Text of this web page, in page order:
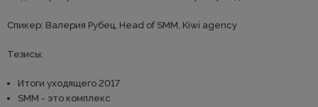
Спикер: Валерия Рубец, Head of SMM, Kiwi agency
Тезисы:
Итоги уходящего 2017
SMM - это комплекс